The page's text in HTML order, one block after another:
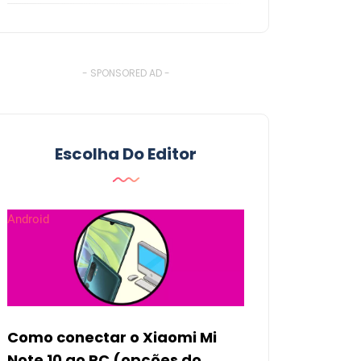
- SPONSORED AD -
Escolha Do Editor
Android
Como conectar o Xiaomi Mi